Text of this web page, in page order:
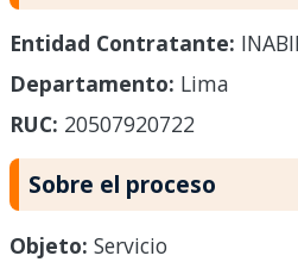
Entidad Contratante:
Departamento: Lima
RUC: 20507920722
Sobre el proceso
Objeto: Servicio